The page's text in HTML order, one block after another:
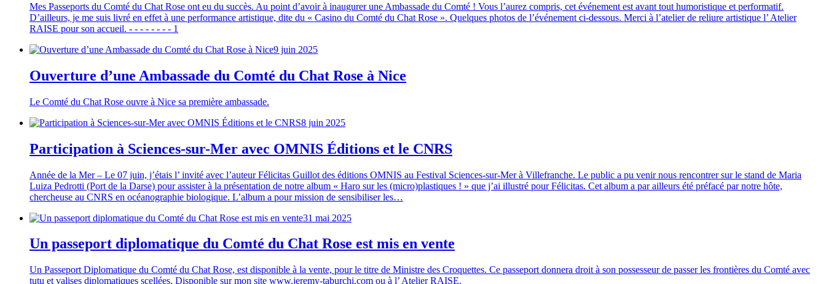
Mes Passeports du Comté du Chat Rose ont eu du succès. Au point d’avoir à inaugurer une Ambassade du Comté ! Vous l’aurez compris, cet événement est avant tout humoristique et performatif.
D’ailleurs, je me suis livré en effet à une performance artistique, dite du « Casino du Comté du Chat Rose ». Quelques photos de l’événement ci-dessous. Merci à l’atelier de reliure artistique l’ Atelier
RAISE pour son accueil. - - - - - - - - 1
9 juin 2025
Ouverture d’une Ambassade du Comté du Chat Rose à Nice
Le Comté du Chat Rose ouvre à Nice sa première ambassade.
8 juin 2025
Participation à Sciences-sur-Mer avec OMNIS Éditions et le CNRS
Année de la Mer – Le 07 juin, j’étais l’ invité avec l’auteur Félicitas Guillot des éditions OMNIS au Festival Sciences-sur-Mer à Villefranche. Le public a pu venir nous rencontrer sur le stand de Maria
Luiza Pedrotti (Port de la Darse) pour assister à la présentation de notre album « Haro sur les (micro)plastiques ! » que j’ai illustré pour Félicitas. Cet album a par ailleurs été préfacé par notre hôte,
chercheuse au CNRS en océanographie biologique. L’album a pour mission de sensibiliser les…
31 mai 2025
Un passeport diplomatique du Comté du Chat Rose est mis en vente
Un Passeport Diplomatique du Comté du Chat Rose, est disponible à la vente, pour le titre de Ministre des Croquettes. Ce passeport donnera droit à son possesseur de passer les frontières du Comté avec
tutu et valises diplomatiques scellées. Disponible sur mon site www.jeremy-taburchi.com ou à l’ Atelier RAISE.